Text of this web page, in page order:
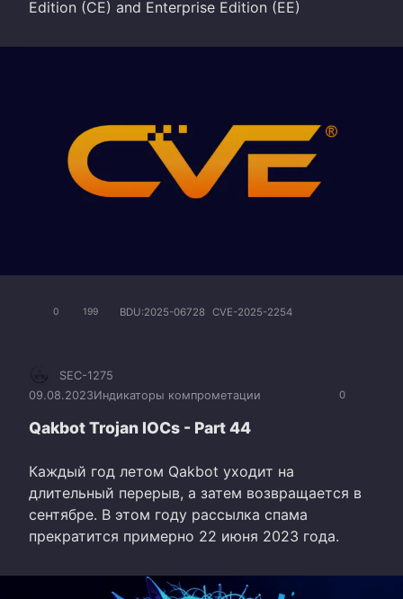
Edition (CE) and Enterprise Edition (EE)
0 199 BDU:2025-06728 CVE-2025-2254
0
SEC-1275
09.08.2023Индикаторы компрометации
Qakbot Trojan IOCs - Part 44
Каждый год летом Qakbot уходит на
длительный перерыв, а затем возвращается в
сентябре. В этом году рассылка спама
прекратится примерно 22 июня 2023 года.